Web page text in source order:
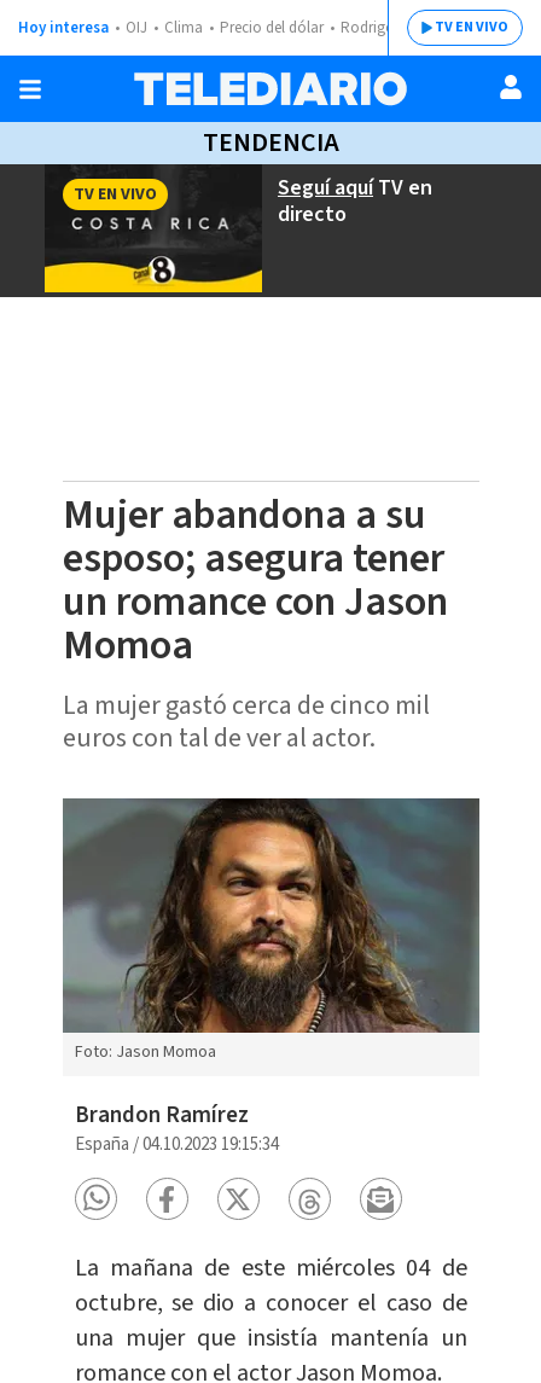
Hoy interesa OIJ Clima Precio del dólar Rodrigo ChavesTV EN VIVO
TENDENCIA
Seguí aquíTV en
directo
TV EN VIVO
Mujer abandona a su
esposo; asegura tener
un romance con Jason
Momoa
La mujer gastó cerca de cinco mil
euros con tal de ver al actor.
Foto: Jason Momoa
Brandon Ramírez
España /04.10.2023 19:15:34
La mañana de este miércoles 04 de
octubre, se dio a conocer el caso de
una mujer que insistía mantenía un
romance con el actor Jason Momoa.